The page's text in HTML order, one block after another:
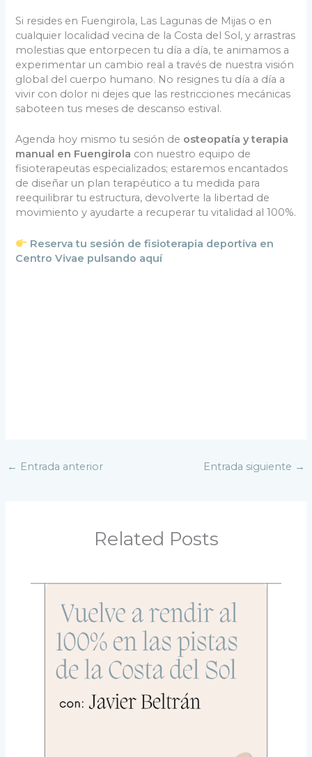
Si resides en Fuengirola, Las Lagunas de Mijas o en
cualquier localidad vecina de la Costa del Sol, y arrastras
molestias que entorpecen tu día a día, te animamos a
experimentar un cambio real a través de nuestra visión
global del cuerpo humano. No resignes tu día a día a
vivir con dolor ni dejes que las restricciones mecánicas
saboteen tus meses de descanso estival.
Agenda hoy mismo tu sesión de osteopatía y terapia
manual en Fuengirola con nuestro equipo de
fisioterapeutas especializados; estaremos encantados
de diseñar un plan terapéutico a tu medida para
reequilibrar tu estructura, devolverte la libertad de
movimiento y ayudarte a recuperar tu vitalidad al 100%.
Reserva tu sesión de fisioterapia deportiva en
Centro Vivae pulsando aquí
← Entrada anterior Entrada siguiente →
Related Posts